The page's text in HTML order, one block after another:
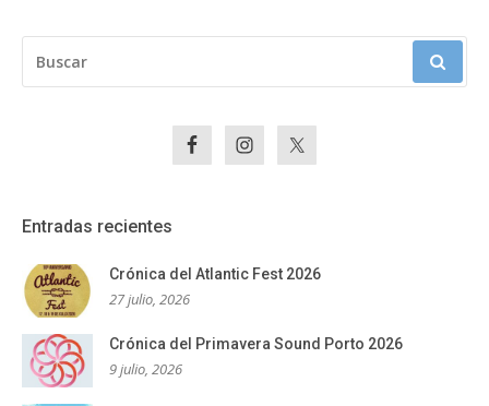
Entradas recientes
Crónica del Atlantic Fest 2026
27 julio, 2026
Crónica del Primavera Sound Porto 2026
9 julio, 2026